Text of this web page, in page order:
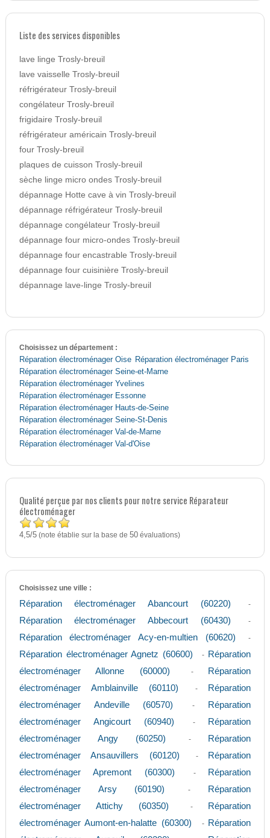
Liste des services disponibles
lave linge Trosly-breuil
lave vaisselle Trosly-breuil
réfrigérateur Trosly-breuil
congélateur Trosly-breuil
frigidaire Trosly-breuil
réfrigérateur américain Trosly-breuil
four Trosly-breuil
plaques de cuisson Trosly-breuil
sèche linge micro ondes Trosly-breuil
dépannage Hotte cave à vin Trosly-breuil
dépannage réfrigérateur Trosly-breuil
dépannage congélateur Trosly-breuil
dépannage four micro-ondes Trosly-breuil
dépannage four encastrable Trosly-breuil
dépannage four cuisinière Trosly-breuil
dépannage lave-linge Trosly-breuil
Choisissez un département :
Réparation électroménager Oise Réparation électroménager Paris
Réparation électroménager Seine-et-Marne
Réparation électroménager Yvelines
Réparation électroménager Essonne
Réparation électroménager Hauts-de-Seine
Réparation électroménager Seine-St-Denis
Réparation électroménager Val-de-Marne
Réparation électroménager Val-d'Oise
Qualité perçue par nos clients pour notre service Réparateur
électroménager
4,5/5(note établie sur la base de 50évaluations)
Choisissez une ville :
Réparation électroménager Abancourt (60220) -
Réparation électroménager Abbecourt (60430) -
Réparation électroménager Acy-en-multien (60620) -
Réparation électroménager Agnetz (60600) - Réparation
électroménager Allonne (60000)
-
Réparation
électroménager Amblainville (60110)
-
Réparation
électroménager Andeville (60570)
-
Réparation
électroménager Angicourt (60940)
-
Réparation
électroménager Angy (60250)
-
Réparation
électroménager Ansauvillers (60120)
-
Réparation
électroménager Apremont (60300)
-
Réparation
électroménager Arsy (60190)
-
Réparation
électroménager Attichy (60350)
-
Réparation
électroménager Aumont-en-halatte (60300)
- Réparation